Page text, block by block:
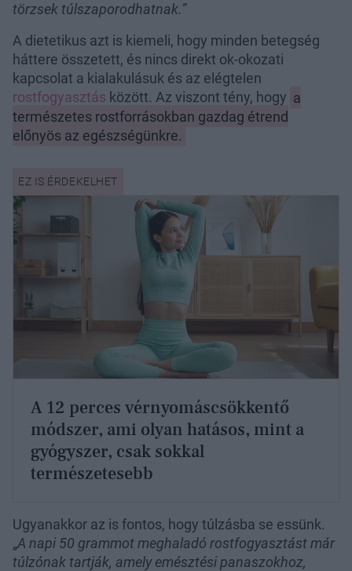
törzsek túlszaporodhatnak.”
A dietetikus azt is kiemeli, hogy minden betegség
háttere összetett, és nincs direkt ok-okozati
kapcsolat a kialakulásuk és az elégtelen
rostfogyasztás között. Az viszont tény, hogy a
természetes rostforrásokban gazdag étrend
előnyös az egészségünkre.
A 12 perces vérnyomáscsökkentő
módszer, ami olyan hatásos, mint a
gyógyszer, csak sokkal
természetesebb
Ugyanakkor az is fontos, hogy túlzásba se essünk.
„A napi 50 grammot meghaladó rostfogyasztást már
túlzónak tartják, amely emésztési panaszokhoz,